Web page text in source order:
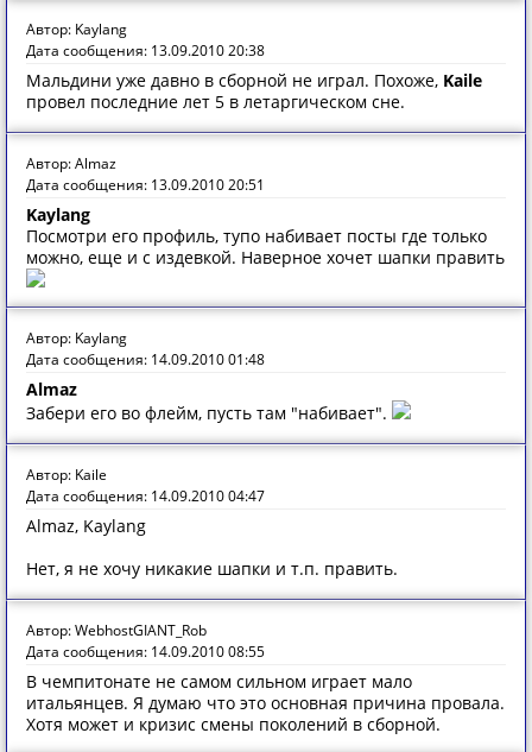
Автор: Kaylang
Дата сообщения: 13.09.2010 20:38
Мальдини уже давно в сборной не играл. Похоже, Kaile
провел последние лет 5 в летаргическом сне.
Автор: Almaz
Дата сообщения: 13.09.2010 20:51
Kaylang
Посмотри его профиль, тупо набивает посты где только
можно, еще и с издевкой. Наверное хочет шапки править
Автор: Kaylang
Дата сообщения: 14.09.2010 01:48
Almaz
Забери его во флейм, пусть там "набивает".
Автор: Kaile
Дата сообщения: 14.09.2010 04:47
Almaz, Kaylang
Нет, я не хочу никакие шапки и т.п. править.
Автор: WebhostGIANT_Rob
Дата сообщения: 14.09.2010 08:55
В чемпитонате не самом сильном играет мало
итальянцев. Я думаю что это основная причина провала.
Хотя может и кризис смены поколений в сборной.